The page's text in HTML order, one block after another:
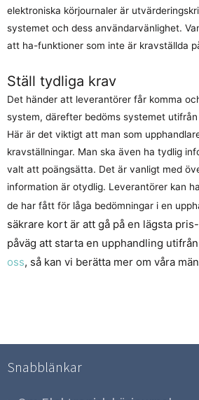
elektroniska körjournaler är
systemet och dess användarvänlighet.
att ha-funktioner som inte är kravställda
Ställ tydliga krav
Det händer att leverantörer får komma
system, därefter bedöms systemet
Här är det viktigt att man som
kravställningar. Man ska även ha tydlig
valt att poängsätta. Det är vanligt med
information är otydlig. Leverantörer kan
de har fått för låga bedömningar i en
säkrare kort är att gå på en lägsta
påväg att starta en upphandling
oss, så kan vi berätta mer om våra
Snabblänkar